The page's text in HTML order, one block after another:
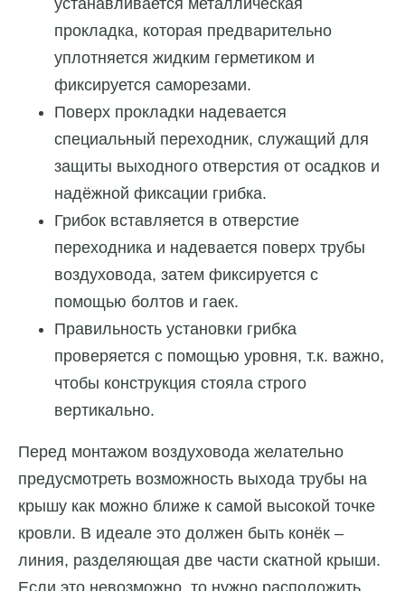
устанавливается металлическая
прокладка, которая предварительно
уплотняется жидким герметиком и
фиксируется саморезами.
Поверх прокладки надевается
специальный переходник, служащий для
защиты выходного отверстия от осадков и
надёжной фиксации грибка.
Грибок вставляется в отверстие
переходника и надевается поверх трубы
воздуховода, затем фиксируется с
помощью болтов и гаек.
Правильность установки грибка
проверяется с помощью уровня, т.к. важно,
чтобы конструкция стояла строго
вертикально.
Перед монтажом воздуховода желательно
предусмотреть возможность выхода трубы на
крышу как можно ближе к самой высокой точке
кровли. В идеале это должен быть конёк –
линия, разделяющая две части скатной крыши.